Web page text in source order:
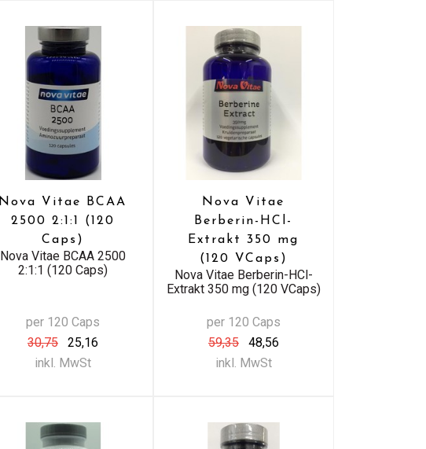
Nova Vitae BCAA
2500 2:1:1 (120
Caps)
Nova Vitae BCAA 2500
2:1:1 (120 Caps)
per 120 Caps
30,75
25,16
inkl. MwSt
Nova Vitae
Berberin-HCl-
Extrakt 350 mg
(120 VCaps)
Nova Vitae Berberin-HCl-
Extrakt 350 mg (120 VCaps)
per 120 Caps
59,35
48,56
inkl. MwSt